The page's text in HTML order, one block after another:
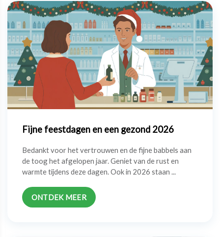
Fijne feestdagen en een gezond 2026
Bedankt voor het vertrouwen en de fijne babbels aan
de toog het afgelopen jaar. Geniet van de rust en
warmte tijdens deze dagen. Ook in 2026 staan ...
ONTDEK MEER